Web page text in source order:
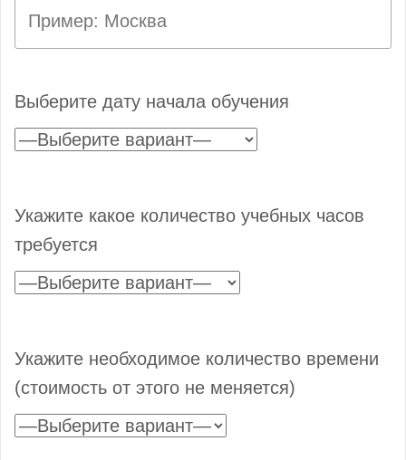
Выберите дату начала обучения
Укажите какое количество учебных часов
требуется
Укажите необходимое количество времени
(стоимость от этого не меняется)